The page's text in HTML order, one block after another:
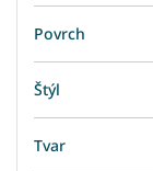
Povrch
Štýl
Tvar